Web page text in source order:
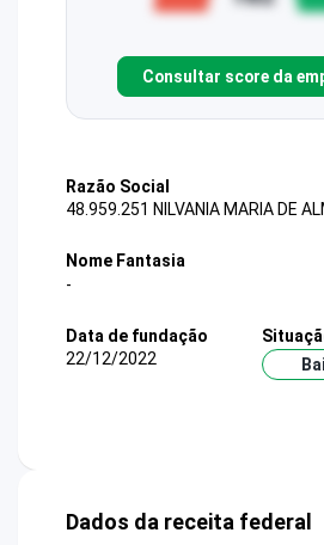
Consultar score da
Razão Social
48.959.251 NILVANIA MARIA DE
Nome Fantasia
-
Data de fundação
22/12/2022
Dados da receita federal